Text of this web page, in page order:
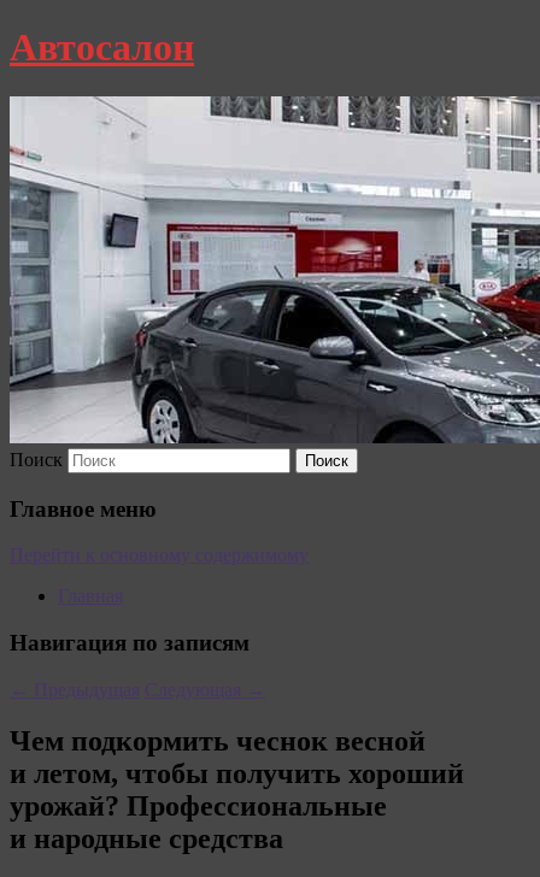
Автосалон
Поиск
Главное меню
Перейти к основному содержимому
Главная
Навигация по записям
← Предыдущая Следующая →
Чем подкормить чеснок весной
и летом, чтобы получить хороший
урожай? Профессиональные
и народные средства